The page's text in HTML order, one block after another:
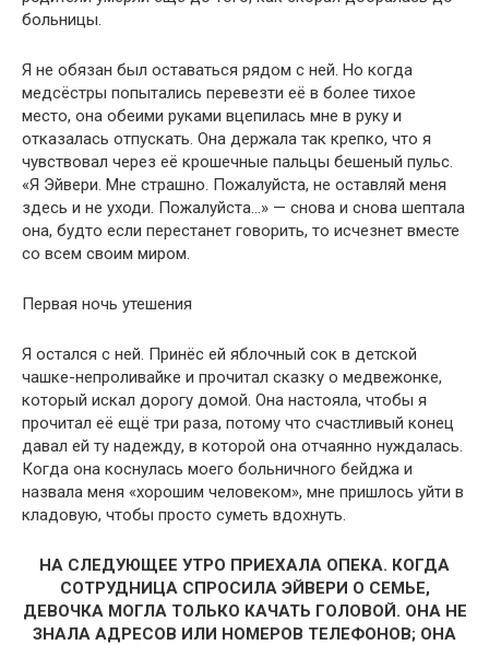
больницы.
Я не обязан был оставаться рядом с ней. Но когда
медсёстры попытались перевезти её в более тихое
место, она обеими руками вцепилась мне в руку и
отказалась отпускать. Она держала так крепко, что я
чувствовал через её крошечные пальцы бешеный пульс.
«Я Эйвери. Мне страшно. Пожалуйста, не оставляй меня
здесь и не уходи. Пожалуйста…» — снова и снова шептала
она, будто если перестанет говорить, то исчезнет вместе
со всем своим миром.
Первая ночь утешения
Я остался с ней. Принёс ей яблочный сок в детской
чашке-непроливайке и прочитал сказку о медвежонке,
который искал дорогу домой. Она настояла, чтобы я
прочитал её ещё три раза, потому что счастливый конец
давал ей ту надежду, в которой она отчаянно нуждалась.
Когда она коснулась моего больничного бейджа и
назвала меня «хорошим человеком», мне пришлось уйти в
кладовую, чтобы просто суметь вдохнуть.
НА СЛЕДУЮЩЕЕ УТРО ПРИЕХАЛА ОПЕКА. КОГДА
СОТРУДНИЦА СПРОСИЛА ЭЙВЕРИ О СЕМЬЕ,
ДЕВОЧКА МОГЛА ТОЛЬКО КАЧАТЬ ГОЛОВОЙ. ОНА НЕ
ЗНАЛА АДРЕСОВ ИЛИ НОМЕРОВ ТЕЛЕФОНОВ; ОНА